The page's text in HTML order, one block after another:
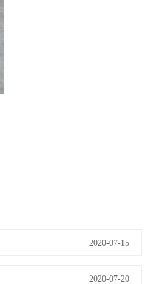
2020-07-15
2020-07-20